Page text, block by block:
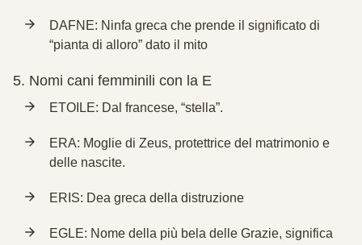
DAFNE: Ninfa greca che prende il significato di
“pianta di alloro” dato il mito
5. Nomi cani femminili con la E
ETOILE: Dal francese, “stella”.
ERA: Moglie di Zeus, protettrice del matrimonio e
delle nascite.
ERIS: Dea greca della distruzione
EGLE: Nome della più bela delle Grazie, significa